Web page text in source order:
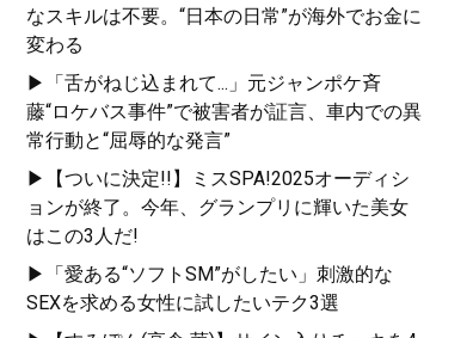
なスキルは不要。“日本の日常”が海外でお金に
変わる
▶「舌がねじ込まれて...」元ジャンポケ斉
藤“ロケバス事件”で被害者が証言、車内での異
常行動と“屈辱的な発言”
▶【ついに決定!!】ミスSPA!2025オーディシ
ョンが終了。今年、グランプリに輝いた美女
はこの3人だ!
▶「愛ある“ソフトSM”がしたい」刺激的な
SEXを求める女性に試したいテク3選